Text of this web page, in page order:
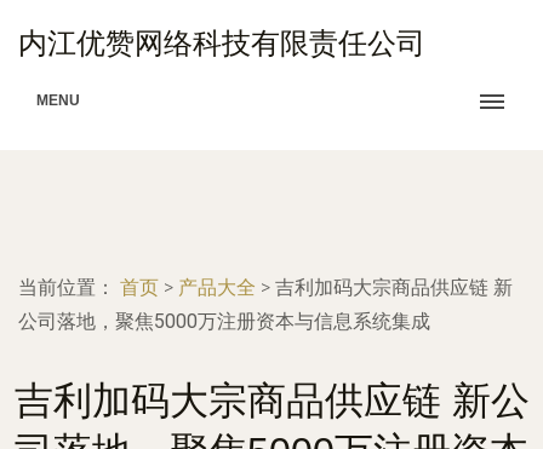
内江优赞网络科技有限责任公司
MENU
当前位置： 首页 > 产品大全 > 吉利加码大宗商品供应链 新
公司落地，聚焦5000万注册资本与信息系统集成
吉利加码大宗商品供应链 新公